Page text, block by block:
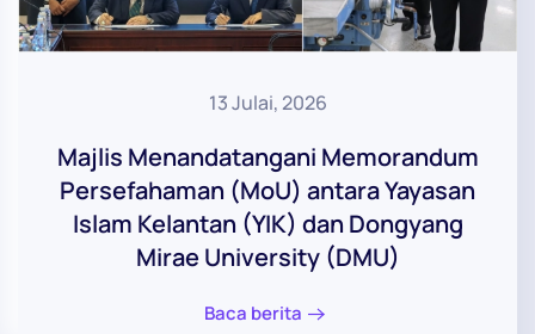
13 Julai, 2026
Majlis Menandatangani Memorandum
Persefahaman (MoU) antara Yayasan
Islam Kelantan (YIK) dan Dongyang
Mirae University (DMU)
Baca berita